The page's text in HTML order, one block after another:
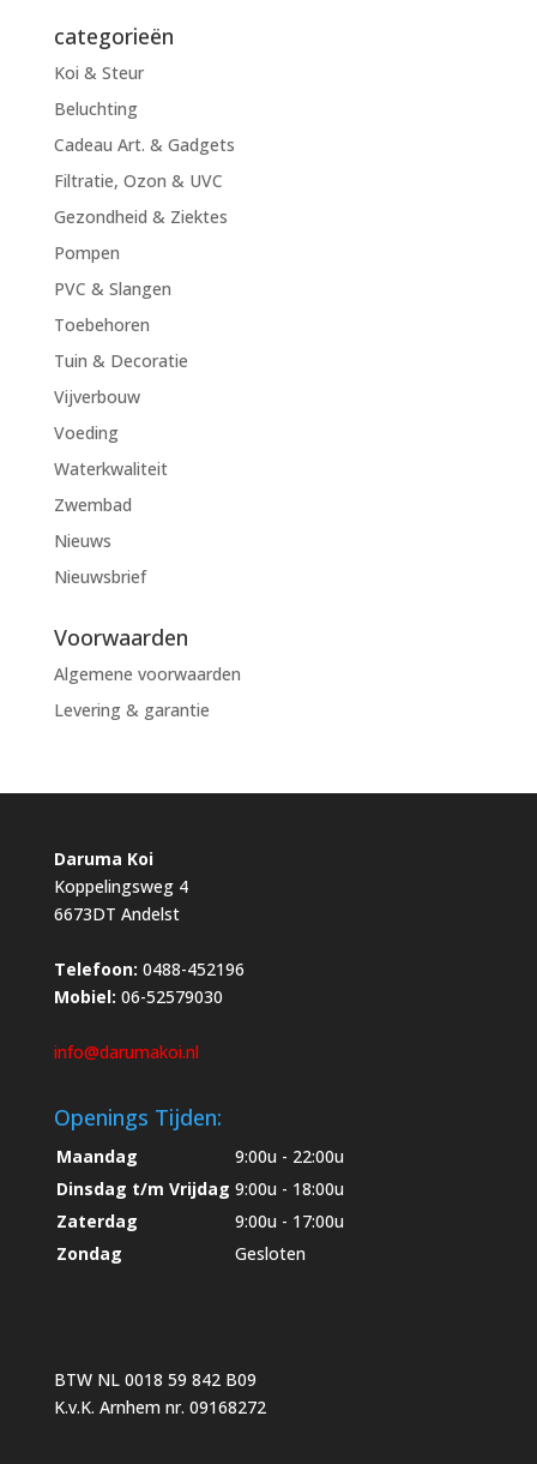
categorieën
Koi & Steur
Beluchting
Cadeau Art. & Gadgets
Filtratie, Ozon & UVC
Gezondheid & Ziektes
Pompen
PVC & Slangen
Toebehoren
Tuin & Decoratie
Vijverbouw
Voeding
Waterkwaliteit
Zwembad
Nieuws
Nieuwsbrief
Voorwaarden
Algemene voorwaarden
Levering & garantie
Daruma Koi
Koppelingsweg 4
6673DT Andelst
Telefoon: 0488-452196
Mobiel: 06-52579030
info@darumakoi.nl
Openings Tijden:
Maandag
9:00u - 22:00u
Dinsdag t/m Vrijdag 9:00u - 18:00u
Zaterdag
9:00u - 17:00u
Zondag
Gesloten
BTW NL 0018 59 842 B09
K.v.K. Arnhem nr. 09168272